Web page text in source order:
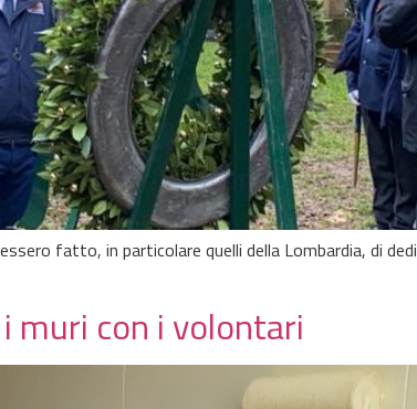
fatto, in particolare quelli della Lombardia, di
muri con i volontari